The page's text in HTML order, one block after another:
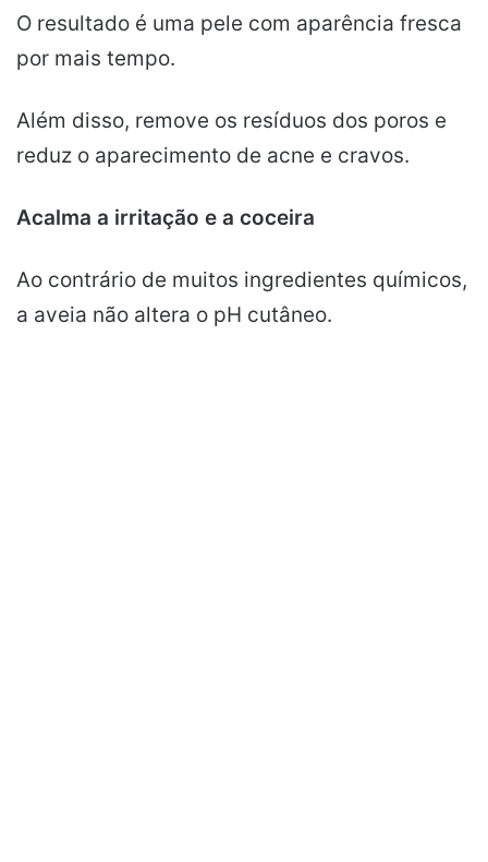
O resultado é uma pele com aparência fresca
por mais tempo.
Além disso, remove os resíduos dos poros e
reduz o aparecimento de acne e cravos.
Acalma a irritação e a coceira
Ao contrário de muitos ingredientes químicos,
a aveia não altera o pH cutâneo.